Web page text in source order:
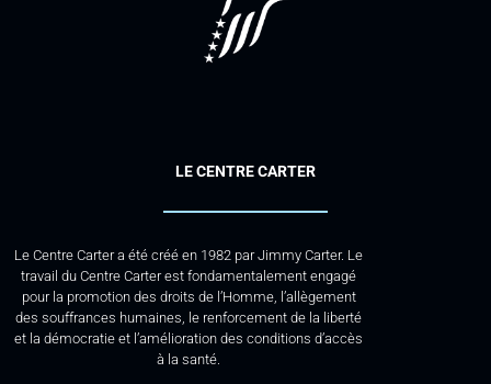
LE CENTRE CARTER
Le Centre Carter a été créé en 1982 par Jimmy Carter. Le
travail du Centre Carter est fondamentalement engagé
pour la promotion des droits de l’Homme, l’allègement
des souffrances humaines, le renforcement de la liberté
et la démocratie et l’amélioration des conditions d’accès
à la santé.